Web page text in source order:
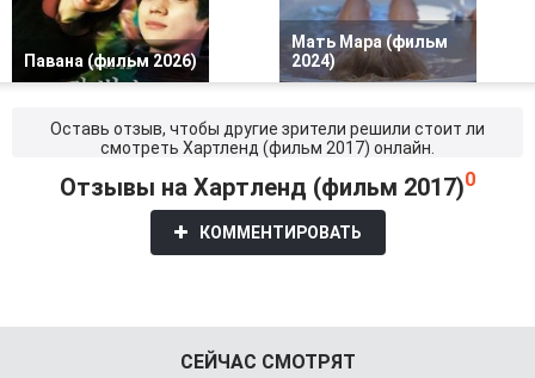
Павана (фильм 2026)
Мать Мара (фильм
2024)
Оставь отзыв, чтобы другие зрители решили стоит ли
смотреть Хартленд (фильм 2017) онлайн.
Отзывы на Хартленд (фильм 2017)0
КОММЕНТИРОВАТЬ
СЕЙЧАС СМОТРЯТ